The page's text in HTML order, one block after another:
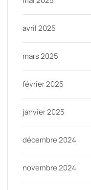
avril 2025
mars 2025
février 2025
janvier 2025
décembre 2024
novembre 2024